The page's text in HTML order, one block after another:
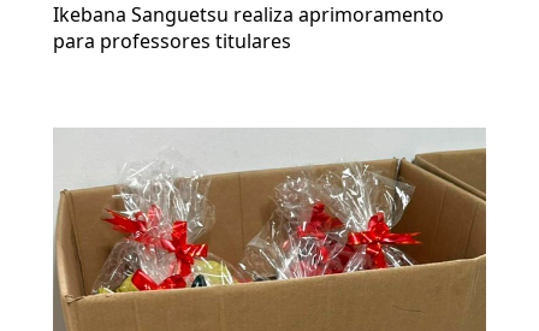
Ikebana Sanguetsu realiza aprimoramento
para professores titulares